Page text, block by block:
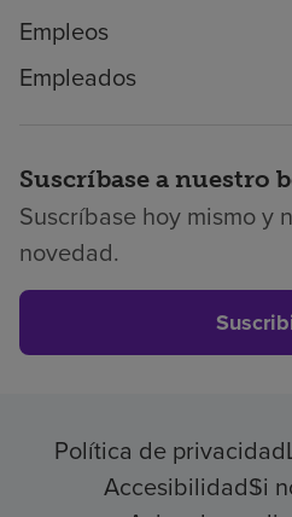
Empleos
Empleados
Suscríbase a nuestro
Suscríbase hoy mismo y
novedad.
Política de privacidad
AccesibilidadSi